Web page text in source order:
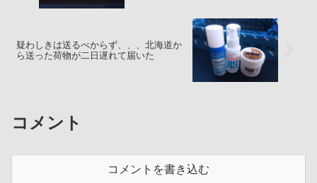
疑わしきは送るべからず、、、北海道か
ら送った荷物が二日遅れて届いた
コメント
コメントを書き込む